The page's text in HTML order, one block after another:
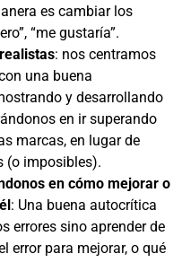
es cambiar los
“me gustaría”.
: nos centramos
una buena
y desarrollando
en ir superando
marcas, en lugar de
(o imposibles).
en cómo mejorar o
: Una buena autocrítica
errores sino aprender de
error para mejorar, o qué